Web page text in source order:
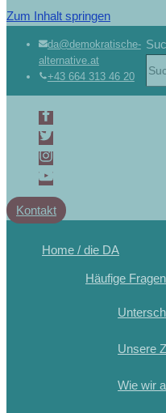
Zum Inhalt springen
da@demokratische-
alternative.at
+43 664 313 46 20
Kontakt
Home / die DA
Häufige
Unsere
Wie wir